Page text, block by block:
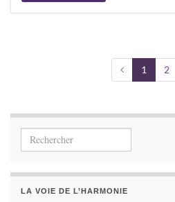
1 2
Search for:
LA VOIE DE L’HARMONIE